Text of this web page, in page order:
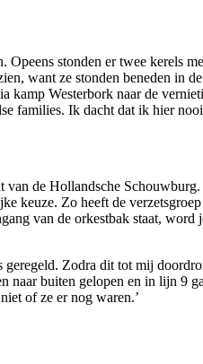
stonden er twee kerels
want ze stonden beneden in
kamp Westerbork naar de
families. Ik dacht dat ik hier
de Hollandsche
keuze. Zo heeft de
van de orkestbak staat, word
geregeld. Zodra dit tot mij
buiten gelopen en in lijn 9
of ze er nog waren.’